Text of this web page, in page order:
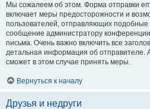
Мы сожалеем об этом. Форма отправки
включает меры предосторожности и
пользователей, отправляющих
сообщение администратору
письма. Очень важно включить все
детальная информация об отправителе.
сможет в этом случае принять меры.
Вернуться к началу
Друзья и недруги